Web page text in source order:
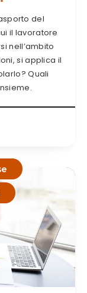
del
il lavoratore
nell’ambito
si applica il
Quali